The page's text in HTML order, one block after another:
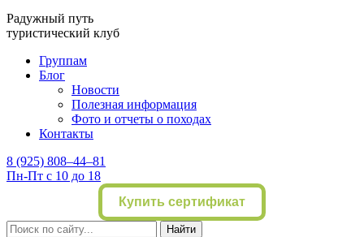
Радужный путь
туристический клуб
Группам
Блог
Новости
Полезная информация
Фото и отчеты о походах
Контакты
8 (925) 808–44–81
Пн-Пт с 10 до 18
Купить сертификат
Найти